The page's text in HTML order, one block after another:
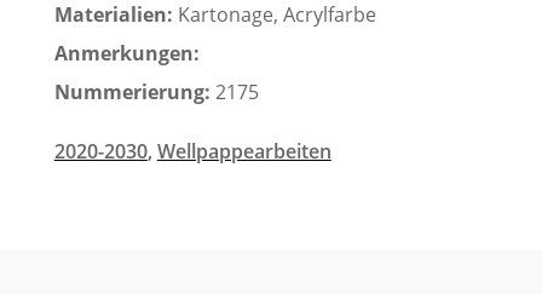
Materialien: Kartonage, Acrylfarbe
Anmerkungen:
Nummerierung: 2175
2020-2030, Wellpappearbeiten